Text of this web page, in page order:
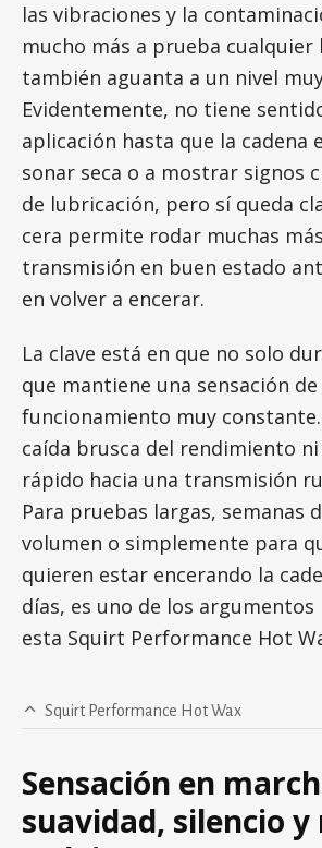
las vibraciones y la
mucho más a prueba
también aguanta a un nivel
Evidentemente, no tiene
aplicación hasta que la cadena
sonar seca o a mostrar signos
de lubricación, pero sí queda
cera permite rodar muchas
transmisión en buen estado
en volver a encerar.
La clave está en que no solo
que mantiene una sensación de
funcionamiento muy
caída brusca del rendimiento
rápido hacia una transmisión
Para pruebas largas, semanas
volumen o simplemente para
quieren estar encerando la
días, es uno de los argumentos
esta Squirt Performance Hot
Squirt Performance Hot Wax
Sensación en
suavidad, silencio y